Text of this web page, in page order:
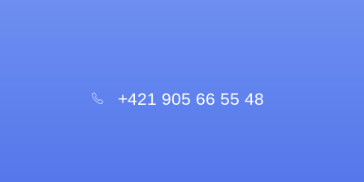
+421 905 66 55 48